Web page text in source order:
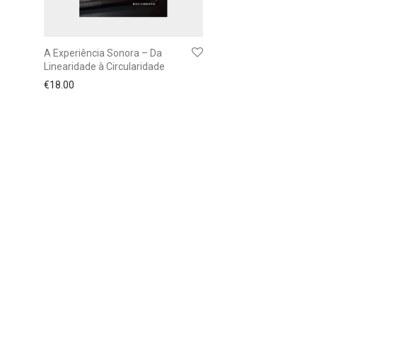
A Experiência Sonora – Da
Linearidade à Circularidade
€18.00